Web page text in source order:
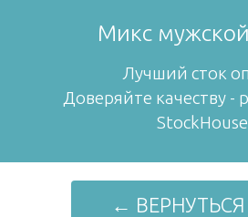
Микс
Лучший сток
Доверяйте качеству -
←